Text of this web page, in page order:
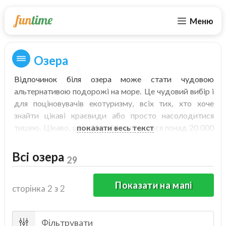
Меню
Озера
Відпочинок біля озера може стати чудовою
альтернативою подорожі на море. Це чудовий вибір і
для поціновувачів екотуризму, всіх тих, хто хоче
знайти цікаві краєвиди або просто насолодитися
тишею. Цікаво, що в Україні налічується понад 20 000
унікальними. Поруч із ними завжди присутнє відчуття
свіжості та свободи. Більшість локацій вражає
своєю мальовничістю, природною красою, чистотою
та спокоєм. Деякі озера розташовані неподалік
населених пунктів, через що вони стають улюбленим
місцем відпочинку біля води, як мінімум, для
показати весь текст
Всі озера 29
сторінка 2 з 2 Показати на мапі
Фільтрувати